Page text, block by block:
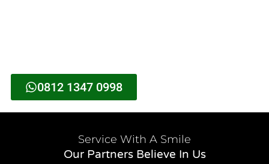
0812 1347 0998
Service With A Smile
Our Partners Believe In Us